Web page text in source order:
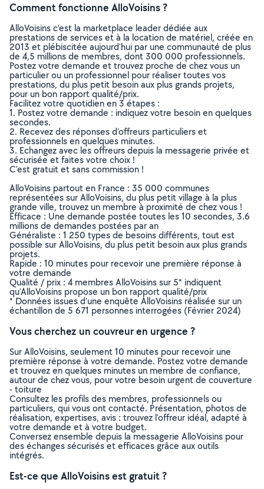
Comment fonctionne AlloVoisins ?
AlloVoisins c’est la marketplace leader dédiée aux
prestations de services et à la location de matériel, créée en
2013 et plébiscitée aujourd’hui par une communauté de plus
de 4,5 millions de membres, dont 300 000 professionnels.
Postez votre demande et trouvez proche de chez vous un
particulier ou un professionnel pour réaliser toutes vos
prestations, du plus petit besoin aux plus grands projets,
pour un bon rapport qualité/prix.
Facilitez votre quotidien en 3 étapes :
1. Postez votre demande : indiquez votre besoin en quelques
secondes.
2. Recevez des réponses d’offreurs particuliers et
professionnels en quelques minutes.
3. Echangez avec les offreurs depuis la messagerie privée et
sécurisée et faites votre choix !
C’est gratuit et sans commission !
AlloVoisins partout en France : 35 000 communes
représentées sur AlloVoisins, du plus petit village à la plus
grande ville, trouvez un membre à proximité de chez vous !
Efficace : Une demande postée toutes les 10 secondes, 3.6
millions de demandes postées par an
Généraliste : 1 250 types de besoins différents, tout est
possible sur AlloVoisins, du plus petit besoin aux plus grands
projets.
Rapide : 10 minutes pour recevoir une première réponse à
votre demande
Qualité / prix : 4 membres AlloVoisins sur 5* indiquent
qu’AlloVoisins propose un bon rapport qualité/prix
* Données issues d’une enquête AlloVoisins réalisée sur un
échantillon de 5 671 personnes interrogées (Février 2024)
Vous cherchez un couvreur en urgence ?
Sur AlloVoisins, seulement 10 minutes pour recevoir une
première réponse à votre demande. Postez votre demande
et trouvez en quelques minutes un membre de confiance,
autour de chez vous, pour votre besoin urgent de couverture
- toiture
Consultez les profils des membres, professionnels ou
particuliers, qui vous ont contacté. Présentation, photos de
réalisation, expertises, avis : trouvez l'offreur idéal, adapté à
votre demande et à votre budget.
Conversez ensemble depuis la messagerie AlloVoisins pour
des échanges sécurisés et efficaces grâce aux outils
intégrés.
Est-ce que AlloVoisins est gratuit ?